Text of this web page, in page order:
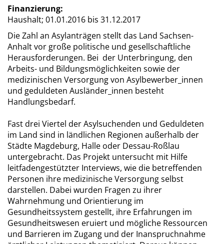
Finanzierung:
Haushalt; 01.01.2016 bis 31.12.2017
Die Zahl an Asylanträgen stellt das Land Sachsen-
Anhalt vor große politische und gesellschaftliche
Herausforderungen. Bei der Unterbringung, den
Arbeits- und Bildungsmöglichkeiten sowie der
medizinischen Versorgung von Asylbewerber_innen
und geduldeten Ausländer_innen besteht
Handlungsbedarf.
Fast drei Viertel der Asylsuchenden und Geduldeten
im Land sind in ländlichen Regionen außerhalb der
Städte Magdeburg, Halle oder Dessau-Roßlau
untergebracht. Das Projekt untersucht mit Hilfe
leitfadengestützter Interviews, wie die betreffenden
Personen ihre medizinische Versorgung selbst
darstellen. Dabei wurden Fragen zu ihrer
Wahrnehmung und Orientierung im
Gesundheitssystem gestellt, ihre Erfahrungen im
Gesundheitswesen eruiert und mögliche Ressourcen
und Barrieren im Zugang und der Inanspruchnahme